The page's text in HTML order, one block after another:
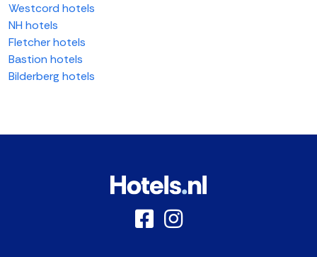
Westcord hotels
NH hotels
Fletcher hotels
Bastion hotels
Bilderberg hotels